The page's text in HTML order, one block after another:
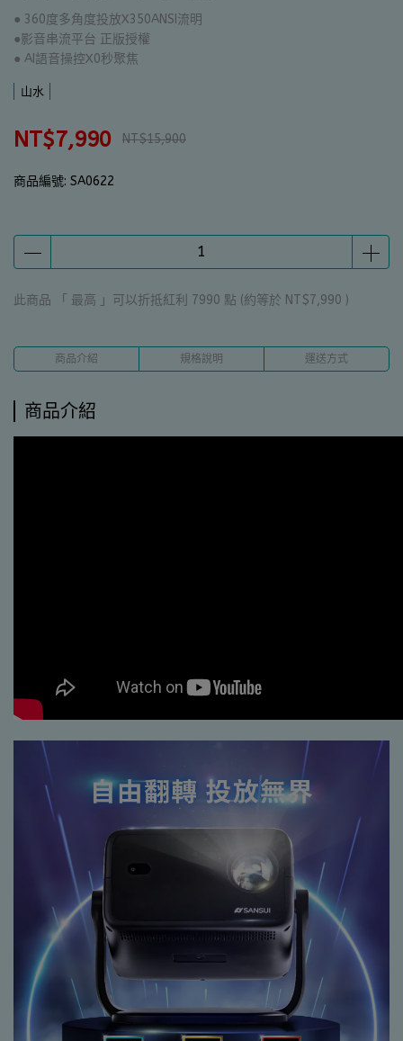
● 360度多角度投放X350ANSI流明
●影音串流平台 正版授權
● AI語音操控X0秒聚焦
山水
NT$7,990 NT$15,900
商品編號: SA0622
此商品 「 最高 」可以折抵紅利 7990 點 (約等於 NT$7,990 )
商品介紹 規格說明 運送方式
商品介紹